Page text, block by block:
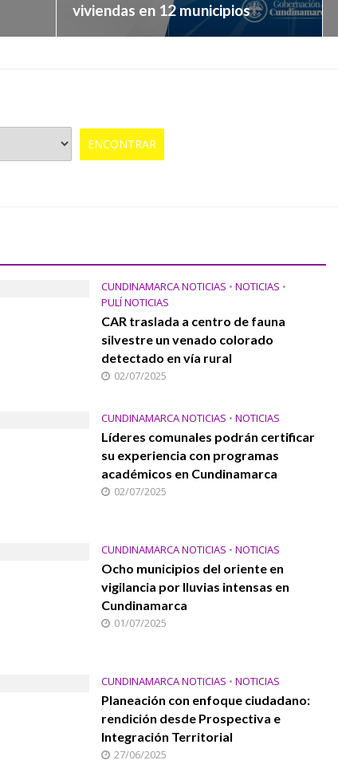
viviendas en 12 municipios
CUNDINAMARCA NOTICIAS • NOTICIAS •
PULÍ NOTICIAS
CAR traslada a centro de fauna
silvestre un venado colorado
detectado en vía rural
02/07/2025
CUNDINAMARCA NOTICIAS • NOTICIAS
Líderes comunales podrán certificar
su experiencia con programas
académicos en Cundinamarca
02/07/2025
CUNDINAMARCA NOTICIAS • NOTICIAS
Ocho municipios del oriente en
vigilancia por lluvias intensas en
Cundinamarca
01/07/2025
CUNDINAMARCA NOTICIAS • NOTICIAS
Planeación con enfoque ciudadano:
rendición desde Prospectiva e
Integración Territorial
27/06/2025